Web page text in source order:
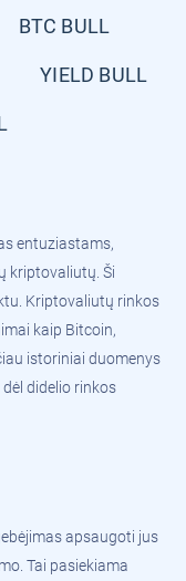
BTC BULL
YIELD BULL
entuziastams,
kriptovaliutų. Ši
Kriptovaliutų rinkos
kaip Bitcoin,
istoriniai duomenys
didelio rinkos
apsaugoti jus
Tai pasiekiama